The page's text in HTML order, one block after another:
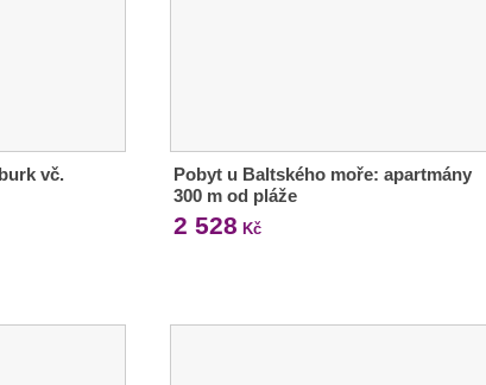
vč.
Pobyt u Baltského moře: apartmány
300 m od pláže
2 528 Kč